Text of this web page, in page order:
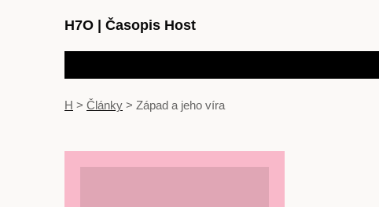
H7O Časopis Host
H > Články > Západ a jeho víra